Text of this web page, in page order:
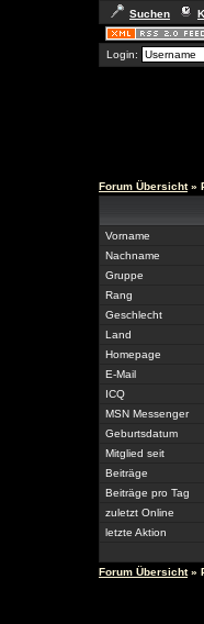
Suchen
Login:
Forum Übersicht»
Vorname
Nachname
Gruppe
Rang
Geschlecht
Land
Homepage
E-Mail
ICQ
MSN Messenger
Geburtsdatum
Mitglied seit
Beiträge
Beiträge pro Tag
zuletzt Online
letzte Aktion
Forum Übersicht»